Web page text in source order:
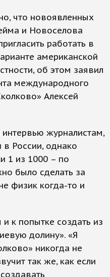
что новоявленных
и Новоселова
работать в
американской
об этом заявил
международного
Алексей
журналистам,
России, однако
1 из 1000 – по
было сделать за
физик когда-то и
и к попытке создать из
долину». «Я
никогда не
так же, как если